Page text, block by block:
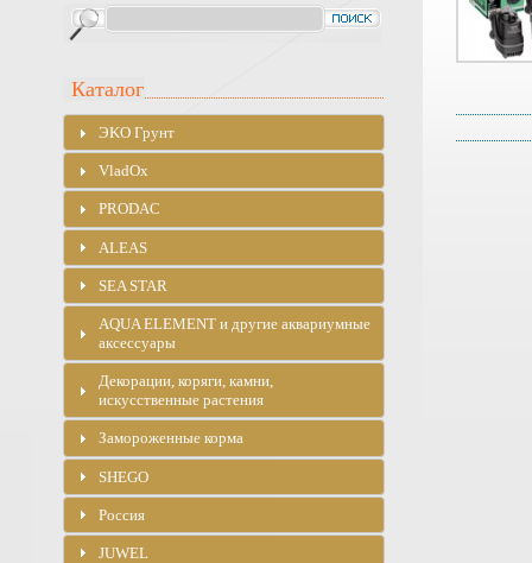
Каталог
ЭKO Грунт
VladOx
PRODAC
ALEAS
SEA STAR
AQUA ELEMENT и другие аквариумные
аксессуары
Декорации, коряги, камни,
искусственные растения
Замороженные корма
SHEGO
Россия
JUWEL